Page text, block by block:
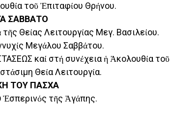
τοῦ Ἐπιταφίου Θρήνου.
ΣΑΒΒΑΤΟ
Θείας Λειτουργίας Μεγ. Βασιλείου.
Μεγάλου Σαββάτου.
καί στή συνέχεια ἡ Ἀκολουθία τοῦ
Θεία Λειτουργία.
ΤΟΥ ΠΑΣΧΑ
τῆς Ἀγάπης.